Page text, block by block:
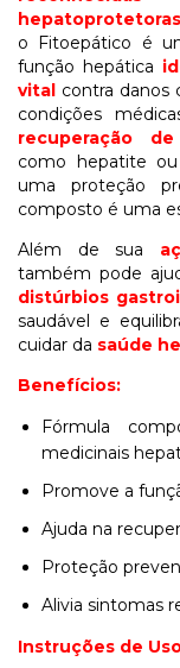
hepatoprotetoras
o Fitoepático é
função hepática
vital contra danos
condições
recuperação
como hepatite
uma proteção
composto é uma
Além de sua
também pode
distúrbios
saudável e
cuidar da saúde
Benefícios:
Fórmula
medicinais
Promove a
Ajuda na
Proteção
Alivia sintomas
Instruções de